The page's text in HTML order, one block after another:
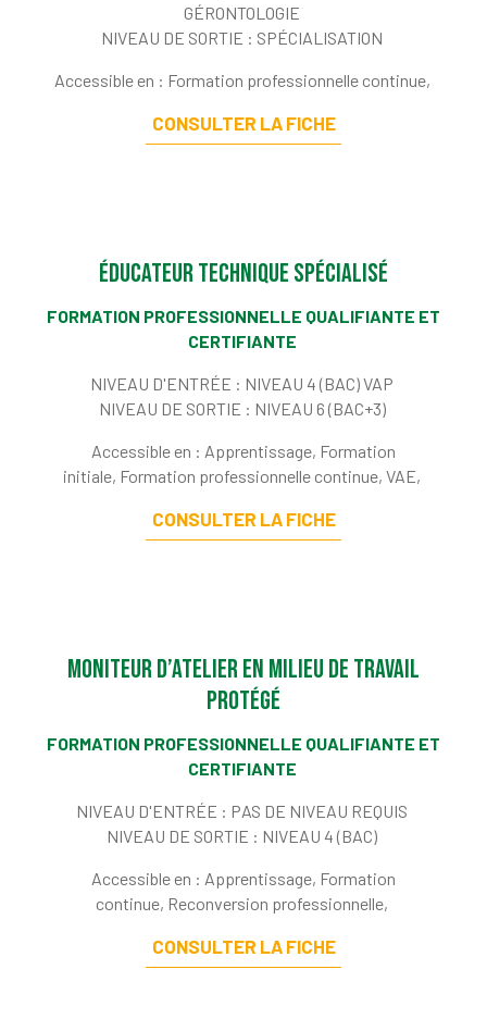
GÉRONTOLOGIE
NIVEAU DE SORTIE : SPÉCIALISATION
Accessible en : Formation professionnelle continue,
CONSULTER LA FICHE
Éducateur Technique Spécialisé
FORMATION PROFESSIONNELLE QUALIFIANTE ET
CERTIFIANTE
NIVEAU D'ENTRÉE : NIVEAU 4 (BAC) VAP
NIVEAU DE SORTIE : NIVEAU 6 (BAC+3)
Accessible en : Apprentissage, Formation
initiale, Formation professionnelle continue, VAE,
CONSULTER LA FICHE
Moniteur d’atelier en milieu de travail
protégé
FORMATION PROFESSIONNELLE QUALIFIANTE ET
CERTIFIANTE
NIVEAU D'ENTRÉE : PAS DE NIVEAU REQUIS
NIVEAU DE SORTIE : NIVEAU 4 (BAC)
Accessible en : Apprentissage, Formation
continue, Reconversion professionnelle,
CONSULTER LA FICHE